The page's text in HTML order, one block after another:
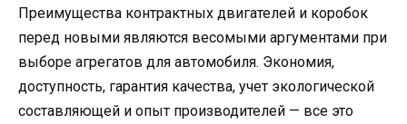
Преимущества контрактных двигателей и коробок
перед новыми являются весомыми аргументами при
выборе агрегатов для автомобиля. Экономия,
доступность, гарантия качества, учет экологической
составляющей и опыт производителей — все это